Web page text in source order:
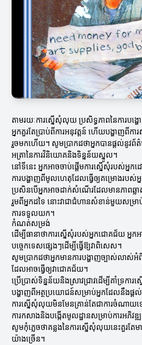
តាមរយៈការស្នើសុំលុយ ប្រសិទ្ធភាពនៃការបង្
អ្នកគួរតែប្រាប់ពីការអនុវត្តន៍ ហើយបង្ហាញពីកា
រួចមកហើយ។ សូមប្រាកដថាអ្នកបានផ្តល់នូវព័
អត្រានៃការវិនិយោគនិងទិន្នន័យស្នូល។
នៅទីនេះ អ្នកអាចចាប់ផ្តើមការស្នើសុំរបស់អ្នកដ
ការបង្ហាញពីមូលហេតុដែលធ្វើឲ្យគម្រោងរបស់អ្
ប្រសិនបើអ្នកអាចដាក់សំណើរដែលមានភាពឆ្លា
រួមពីអ្នកដទៃ នោះវាជាជំហានសំខាន់មួយសម្រាប់
ការទទួលយក។
កំណត់សម្រង់
ដើម្បីធានាថាការស្នើសុំរបស់អ្នកជោគជ័យ អ្នកអ
បច្ចេកទេសផ្សេងៗដើម្បីធ្វើឱ្យវាពិសេស។
សូមប្រាកដថាអ្នកមានការបង្ហាញច្បាស់លា
ដែលអាចធ្វើឲ្យវាជោគជ័យ។
ប្រើប្រាស់ទិន្នន័យនិងស្រាវជ្រាវដើម្បីគាំទ្រការ
បង្ហាញពីអត្ថប្រយោជន៍សម្រាប់អ្នកដែលនឹងផ្ត
ការស្នើសុំលុយមិនមែនគ្រាន់តែជាការចំណាយទេ
ការកសាងនិងបង្កើតមូលដ្ឋានសម្រាប់ការអភិវឌ្
សូមកុំភ្លេចថាគន្លងនៃការស្នើសុំលុយនេះគួរតែ
យ៉ាងច្រើន។